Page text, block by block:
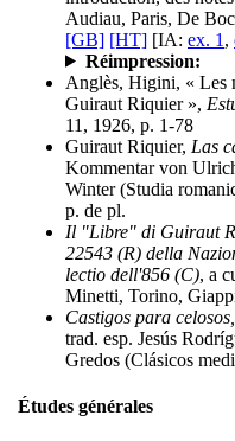
Audiau, Paris, De
[GB] [HT] [IA: ex. 1 ,
Réimpression:
Anglès, Higini, « Les
Guiraut Riquier »,
11, 1926, p. 1-78
Guiraut Riquier, Las
Kommentar von
Winter (Studia
p. de pl.
Il "Libre" di Guiraut
22543 (R) della
lectio dell'856 (C), a
Minetti, Torino,
Castigos para
trad. esp. Jesús
Gredos (Clásicos
Études générales